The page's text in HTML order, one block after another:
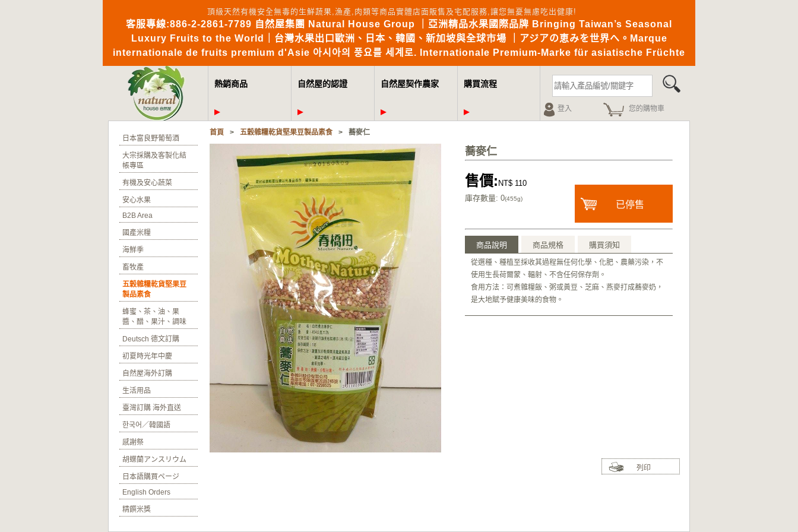
頂級天然有機安全無毒的生鮮蔬果,漁產,肉類等商品實體店面販售及宅配服務,讓您無憂無慮吃出健康!
客服專線:886-2-2861-7789 自然屋集團 Natural House Group ｜亞洲精品水果國際品牌 Bringing Taiwan’s Seasonal
Luxury Fruits to the World｜台灣水果出口歐洲、日本、韓國、新加坡與全球市場 ｜アジアの恵みを世界へ。Marque
internationale de fruits premium d'Asie 아시아의 풍요를 세계로. Internationale Premium-Marke für asiatische Früchte
熱銷商品 自然屋的認證 自然屋契作農家 購買流程
您的購物車
登入
日本富良野葡萄酒
大宗採購及客製化結
帳專區
有機及安心蔬菜
安心水果
B2B Area
國產米糧
海鮮季
畜牧產
五穀雜糧乾貨堅果豆
製品素食
蜂蜜、茶、油、果
醬、醋、果汁、調味
Deutsch 德文訂購
初夏時光年中慶
自然屋海外訂購
生活用品
臺灣訂購 海外直送
한국어／韓國語
感謝祭
胡蝶蘭アンスリウム
日本語購買ページ
English Orders
精饌米獎
首頁 > 五穀雜糧乾貨堅果豆製品素食 > 蕎麥仁
蕎麥仁
售價: NT$ 110
庫存數量: 0(455g)
已停售
商品說明 商品規格 購買須知
從選種、種植至採收其過程無任何化學、化肥、農藥污染，不
使用生長荷爾蒙、輻射、不含任何保存劑。
食用方法：可煮雜糧飯、粥或黃豆、芝麻、燕麥打成蕎麥奶，
是大地賦予健康美味的食物。
列印